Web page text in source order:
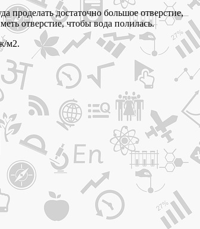
проделать достаточно большое отверстие,
отверстие, чтобы вода полилась.
м2.